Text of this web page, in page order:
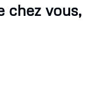
chez vous,